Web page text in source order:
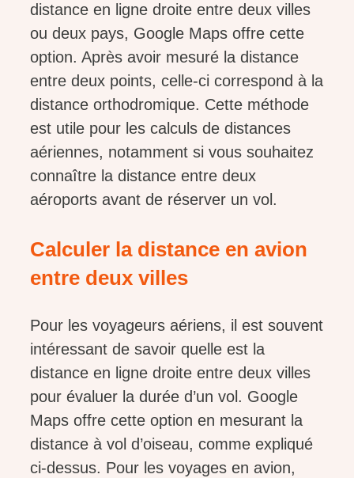
distance en ligne droite entre deux villes
ou deux pays, Google Maps offre cette
option. Après avoir mesuré la distance
entre deux points, celle-ci correspond à la
distance orthodromique. Cette méthode
est utile pour les calculs de distances
aériennes, notamment si vous souhaitez
connaître la distance entre deux
aéroports avant de réserver un vol.
Calculer la distance en avion
entre deux villes
Pour les voyageurs aériens, il est souvent
intéressant de savoir quelle est la
distance en ligne droite entre deux villes
pour évaluer la durée d’un vol. Google
Maps offre cette option en mesurant la
distance à vol d’oiseau, comme expliqué
ci-dessus. Pour les voyages en avion,